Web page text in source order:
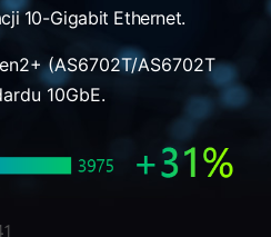
10-Gigabit Ethernet.
(AS6702T/AS6702T
10GbE.